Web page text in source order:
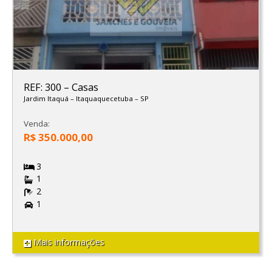
REF: 300 – Casas
Jardim Itaquá – Itaquaquecetuba – SP
Venda:
R$ 350.000,00
3
1
2
1
Mais informações